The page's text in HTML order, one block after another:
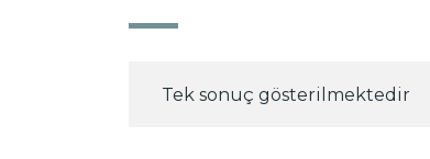
Tek sonuç gösterilmektedir